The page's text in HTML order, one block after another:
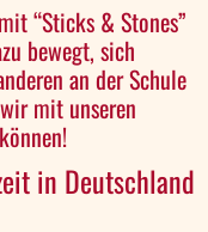
“Sticks & Stones”
bewegt, sich
an der Schule
mit unseren
in Deutschland